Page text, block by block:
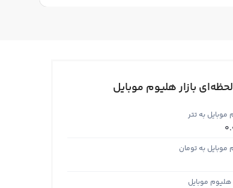
بازار هلیوم موبایل
به تتر
به تومان
موبایل